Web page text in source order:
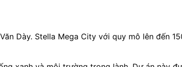
Dày. Stella Mega City với quy mô lên đến